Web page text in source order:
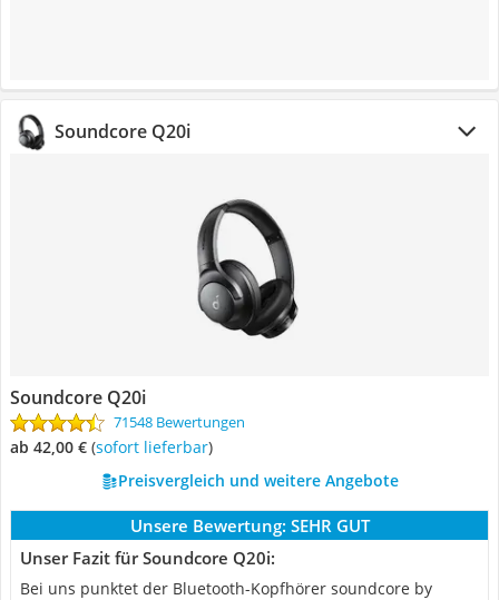
Soundcore Q20i
Soundcore Q20i
71548 Bewertungen
ab 42,00 € ( Sofort lieferbar)
Preisvergleich und weitere Angebote
Unsere Bewertung: SEHR GUT
Unser Fazit für Soundcore Q20i:
Bei uns punktet der Bluetooth-Kopfhörer soundcore by